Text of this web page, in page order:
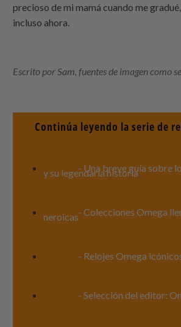
precioso de mi mamá cuando me
incluso ahora.
Escrito por Sam, fuentes de imagen como
Continúa leyendo la serie de
Parte 1 - Una breve guía sobre
y su legendaria historia
Parte 2 - Colecciones Omega
heroicas
- Relojes Omega
- Selección del editor: